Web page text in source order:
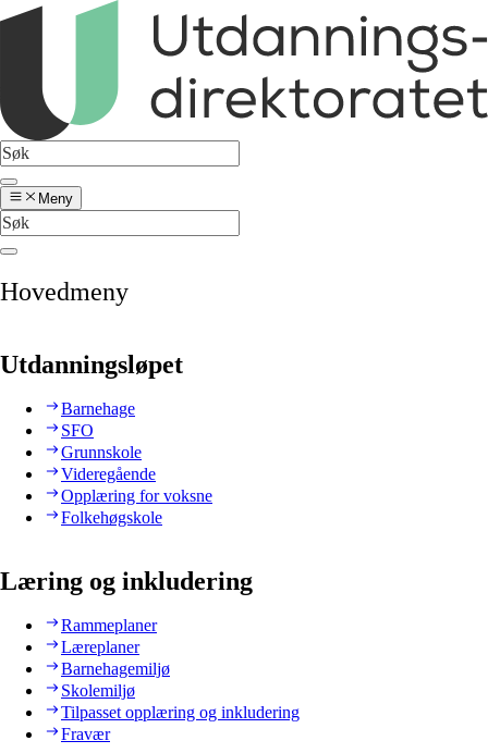
Meny
Hovedmeny
Utdanningsløpet
Barnehage
SFO
Grunnskole
Videregående
Opplæring for voksne
Folkehøgskole
Læring og inkludering
Rammeplaner
Læreplaner
Barnehagemiljø
Skolemiljø
Tilpasset opplæring og inkludering
Fravær